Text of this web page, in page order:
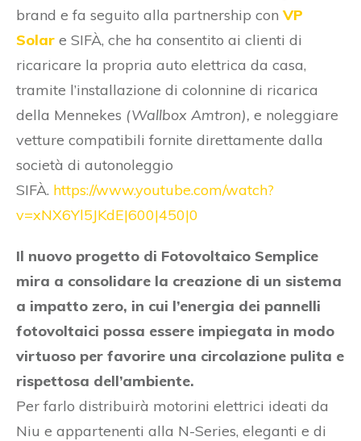
brand e fa seguito alla partnership con VP
Solar e SIFÀ, che ha consentito ai clienti di
ricaricare la propria auto elettrica da casa,
tramite l’installazione di colonnine di ricarica
della Mennekes (Wallbox Amtron), e noleggiare
vetture compatibili fornite direttamente dalla
società di autonoleggio
SIFÀ. https://www.youtube.com/watch?
v=xNX6Yl5JKdE|600|450|0
Il nuovo progetto di Fotovoltaico Semplice
mira a consolidare la creazione di un sistema
a impatto zero, in cui l’energia dei pannelli
fotovoltaici possa essere impiegata in modo
virtuoso per favorire una circolazione pulita e
rispettosa dell’ambiente.
Per farlo distribuirà motorini elettrici ideati da
Niu e appartenenti alla N-Series, eleganti e di